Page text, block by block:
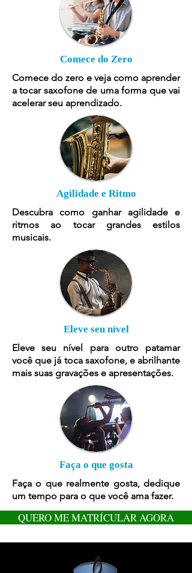
Comece do Zero
Comece do zero e veja como aprender
a tocar saxofone de uma forma que vai
acelerar seu aprendizado.
Agilidade e Ritmo
Descubra como ganhar agilidade e
ritmos ao tocar grandes estilos
musicais.
Eleve seu nível
Eleve seu nível para outro patamar
você que já toca saxofone, e abrilhante
mais suas gravações e apresentações.
Faça o que gosta
Faça o que realmente gosta, dedique
um tempo para o que você ama fazer.
QUERO ME MATRÍCULAR AGORA